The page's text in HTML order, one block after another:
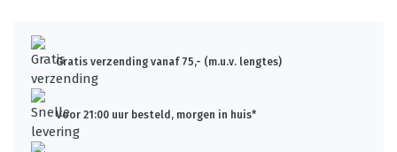
Gratis verzending vanaf 75,- (m.u.v. lengtes)
Voor 21:00 uur besteld, morgen in huis*